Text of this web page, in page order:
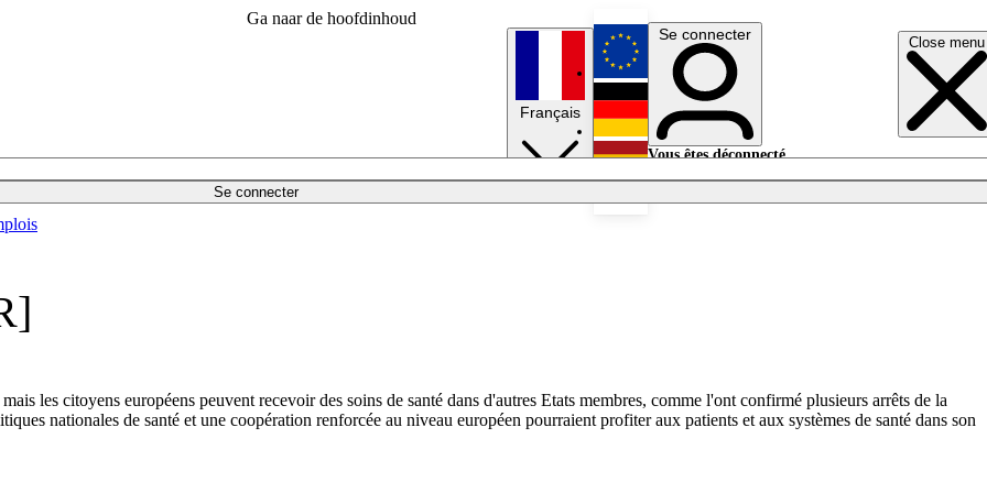
Ga naar de hoofdinhoud
Close menu
Se connecter
Français
English
Deutsch
Se connecter
Vous êtes déconnecté.
les citoyens européens peuvent recevoir des soins de santé dans d'autres Etats membres, comme l'ont confirmé plusieurs arrêts de la
nationales de santé et une coopération renforcée au niveau européen pourraient profiter aux patients et aux systèmes de santé dans son